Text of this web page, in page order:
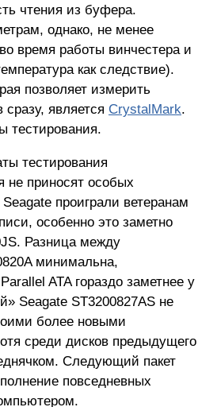
чтения из буфера.
однако, не менее
время работы винчестера и
как следствие).
позволяет измерить
является CrystalMark.
тестирования.
не приносят особых
проиграли ветеранам
особенно это заметно
Разница между
минимальна,
ATA гораздо заметнее у
Seagate ST3200827AS не
более новыми
среди дисков предыдущего
Следующий пакет
повседневных